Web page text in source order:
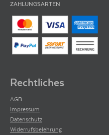
ZAHLUNGSARTEN
Rechtliches
AGB
Impressum
Datenschutz
Widerrufsbelehrung